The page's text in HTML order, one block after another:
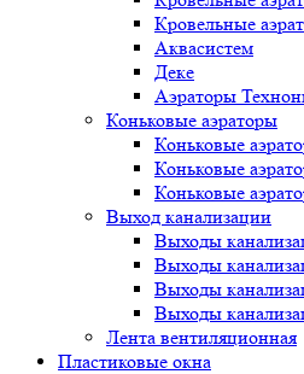
Кровельные
Аквасистем
Деке
Аэраторы
Коньковые аэраторы
Коньковые
Коньковые
Коньковые
Выход канализации
Выходы
Выходы
Выходы
Выходы
Лента вентиляционная
Пластиковые окна